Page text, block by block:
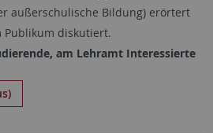
außerschulische Bildung) erörtert
Publikum diskutiert.
am Lehramt Interessierte